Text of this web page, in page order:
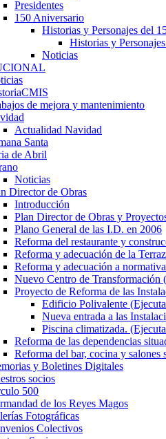
Presidentes
150 Aniversario
Historias y Personajes del
Historias y
Noticias
de mejora y mantenimiento
Actualidad Navidad
Santa
de Abril
Noticias
Director de Obras
Introducción
Plan Director de Obras y
Plano General de las I.D. en 2006
Reforma del restaurante y
Reforma y adecuación de la
Reforma y adecuación a
Nuevo Centro de Transformación
Proyecto de Reforma de las
Edificio Polivalente
Nueva entrada a las
Piscina climatizada.
Reforma de las dependencias
Reforma del bar, cocina y salones
y Boletines Digitales
socios
500
de los Reyes Magos
Fotográficas
Colectivos